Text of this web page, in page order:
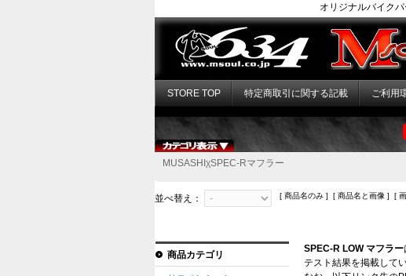
オリジナルバイク
STORE TOP 特定商取引に関する記載 ご利用
MUSASHIχSPEC-Rマフラー
並べ替え： [ 商品名のみ ] [ 商品名と画像 ] [
SPEC-R LOW マフラー
テスト結果を掲載して
商品カテゴリ